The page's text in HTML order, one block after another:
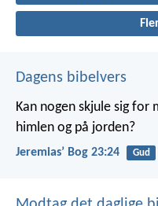
Dagens bibelvers
Kan nogen skjule sig for
himlen og på jorden?
Jeremiasʼ Bog 23:24 Gud